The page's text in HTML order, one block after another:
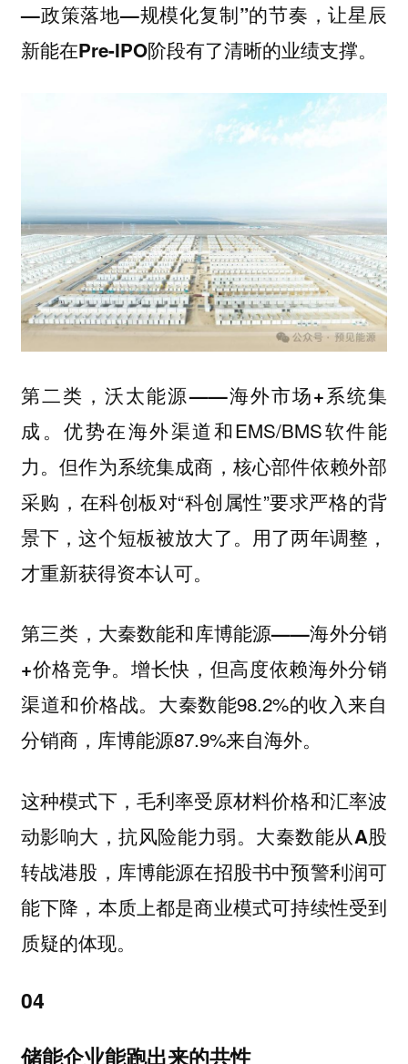
—政策落地—规模化复制”的节奏，让星辰
新能在Pre-IPO阶段有了清晰的业绩支撑。
第二类，沃太能源——海外市场+系统集
成。优势在海外渠道和EMS/BMS软件能
力。但作为系统集成商，核心部件依赖外部
采购，在科创板对“科创属性”要求严格的背
景下，这个短板被放大了。用了两年调整，
才重新获得资本认可。
第三类，大秦数能和库博能源——海外分销
+价格竞争。 增长快，但高度依赖海外分销
渠道和价格战。大秦数能98.2%的收入来自
分销商，库博能源87.9%来自海外。
这种模式下，毛利率受原材料价格和汇率波
动影响大，抗风险能力弱。 大秦数能从A股
转战港股，库博能源在招股书中预警利润可
能下降，本质上都是商业模式可持续性受到
质疑的体现。
04
储能企业能跑出来的共性